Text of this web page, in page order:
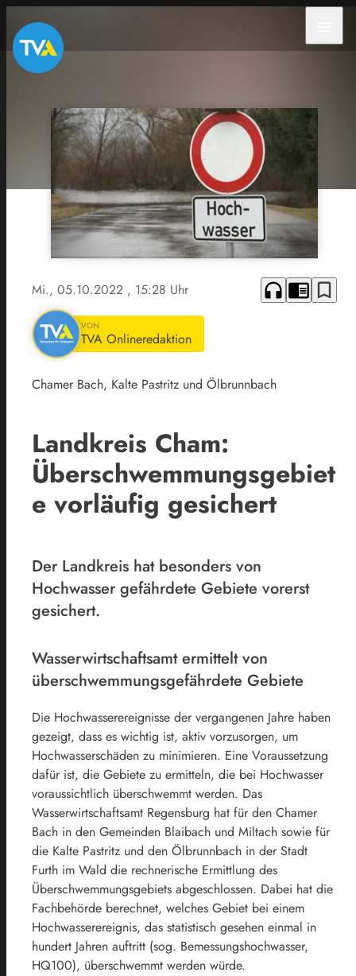
Mi., 05.10.2022 , 15:28 Uhr headphones chrome_reader_mode bookmark_border
VON
TVA Onlineredaktion
Chamer Bach, Kalte Pastritz und Ölbrunnbach
Landkreis Cham:
Überschwemmungsgebiet
e vorläufig gesichert
Der Landkreis hat besonders von
Hochwasser gefährdete Gebiete vorerst
gesichert.
Wasserwirtschaftsamt ermittelt von
überschwemmungsgefährdete Gebiete
Die Hochwasserereignisse der vergangenen Jahre haben
gezeigt, dass es wichtig ist, aktiv vorzusorgen, um
Hochwasserschäden zu minimieren. Eine Voraussetzung
dafür ist, die Gebiete zu ermitteln, die bei Hochwasser
voraussichtlich überschwemmt werden. Das
Wasserwirtschaftsamt Regensburg hat für den Chamer
Bach in den Gemeinden Blaibach und Miltach sowie für
die Kalte Pastritz und den Ölbrunnbach in der Stadt
Furth im Wald die rechnerische Ermittlung des
Überschwemmungsgebiets abgeschlossen. Dabei hat die
Fachbehörde berechnet, welches Gebiet bei einem
Hochwasserereignis, das statistisch gesehen einmal in
hundert Jahren auftritt (sog. Bemessungshochwasser,
HQ100), überschwemmt werden würde.